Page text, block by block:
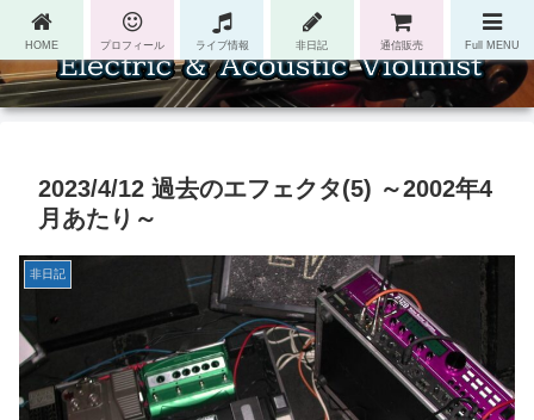
2023/4/12 過去のエフェクタ(5) ～2002年4
月あたり～
非日記
HOME プロフィール ライブ情報 非日記 通信販売 Full MENU